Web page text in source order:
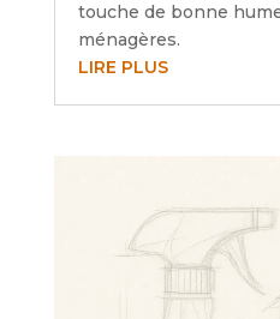
touche de bonne
ménagères.
LIRE PLUS